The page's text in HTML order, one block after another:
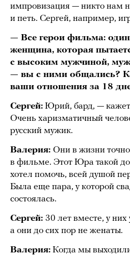
импровизация — никто нам
и петь. Сергей, например,
— Все герои фильма:
женщина, которая
с высоким мужчиной,
— вы с ними общались?
ваши отношения за 18
Сергей: Юрий, бард, —
Очень харизматичный
русский мужик.
Валерия: Они в жизни
в фильме. Этот Юра такой
хотел помочь, всей душой
Была еще пара, у которой
состоялась.
Сергей: 30 лет вместе, у
а они до сих пор не женаты.
Валерия: Когда мы